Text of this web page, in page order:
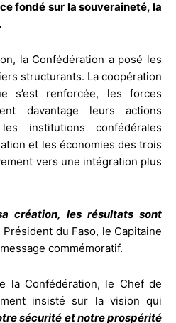
fondé sur la souveraineté, la
la Confédération a posé les
structurants. La coopération
s’est renforcée, les forces
davantage leurs actions
institutions confédérales
et les économies des trois
vers une intégration plus
création, les résultats sont
du Faso, le Capitaine
commémoratif.
la Confédération, le Chef de
insisté sur la vision qui
sécurité et notre prospérité